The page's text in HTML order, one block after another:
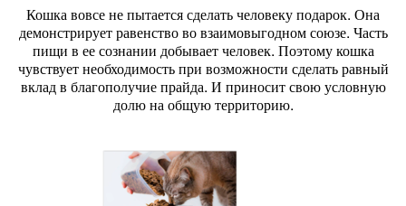
Кошка вовсе не пытается сделать человеку подарок. Она
демонстрирует равенство во взаимовыгодном союзе. Часть
пищи в ее сознании добывает человек. Поэтому кошка
чувствует необходимость при возможности сделать равный
вклад в благополучие прайда. И приносит свою условную
долю на общую территорию.